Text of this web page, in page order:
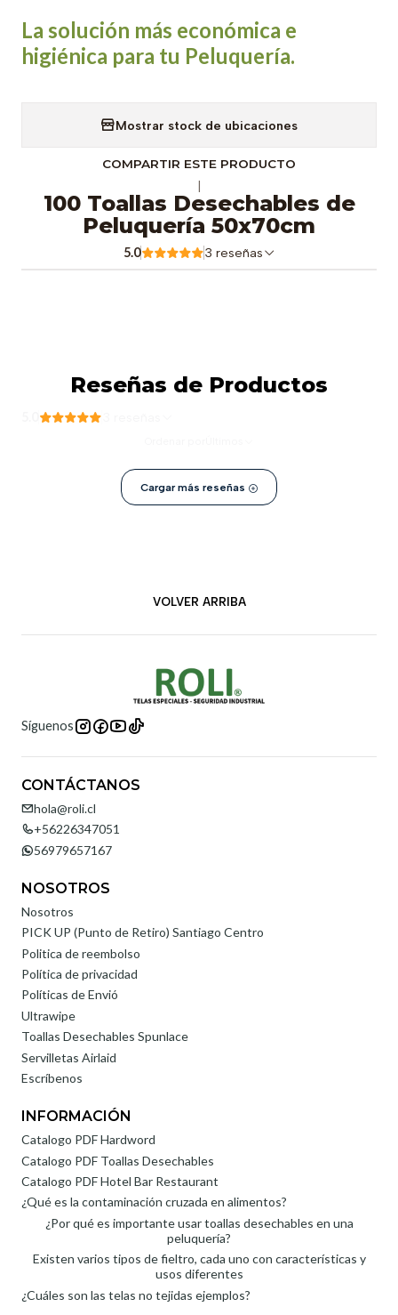
La solución más económica e
higiénica para tu Peluquería.
Mostrar stock de ubicaciones
COMPARTIR ESTE PRODUCTO
100 Toallas Desechables de
Peluquería 50x70cm
5.0 3 reseñas
Reseñas de Productos
Cargar más reseñas
VOLVER ARRIBA
Síguenos
CONTÁCTANOS
hola@roli.cl
+56226347051
56979657167
NOSOTROS
Nosotros
PICK UP (Punto de Retiro) Santiago Centro
Politica de reembolso
Política de privacidad
Políticas de Envió
Ultrawipe
Toallas Desechables Spunlace
Servilletas Airlaid
Escríbenos
INFORMACIÓN
Catalogo PDF Hardword
Catalogo PDF Toallas Desechables
Catalogo PDF Hotel Bar Restaurant
¿Qué es la contaminación cruzada en alimentos?
¿Por qué es importante usar toallas desechables en una
peluquería?
Existen varios tipos de fieltro, cada uno con características y
usos diferentes
¿Cuáles son las telas no tejidas ejemplos?